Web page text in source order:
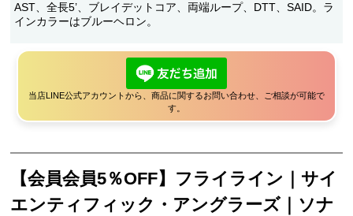
AST、全長5’、ブレイデットコア、両端ループ、DTT、SAID。ラ
インカラーはブルーヘロン。
当店LINE公式アカウントから、商品に関するお問い合わせ、ご相談が可能で
す。
【会員会員5％OFF】フライライン｜サイ
エンティフィック・アングラーズ｜ソナ